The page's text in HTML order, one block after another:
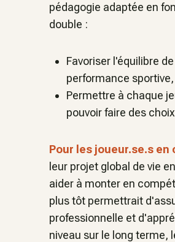
pédagogie adaptée en
double :
Favoriser l'équilibre
performance
Permettre à chaque
pouvoir faire
Pour les joueur.se.s
leur projet global de vie
aider à monter en
plus tôt permettrait
professionnelle et
niveau sur le long terme,